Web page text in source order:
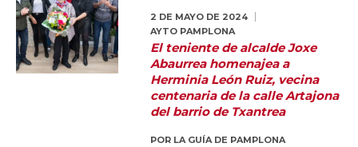
2 DE MAYO DE 2024
AYTO PAMPLONA
El teniente de alcalde Joxe
Abaurrea homenajea a
Herminia León Ruiz, vecina
centenaria de la calle Artajona
del barrio de Txantrea
POR LA GUÍA DE PAMPLONA